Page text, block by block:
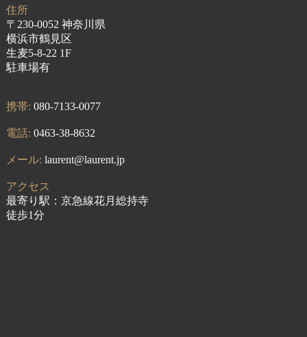
住所
〒230-0052 神奈川県
横浜市鶴見区
生麦5-8-22 1F
駐車場有
携帯: 080-7133-0077
電話: 0463-38-8632
メール: laurent@laurent.jp
アクセス
最寄り駅：京急線花月総持寺
徒歩1分